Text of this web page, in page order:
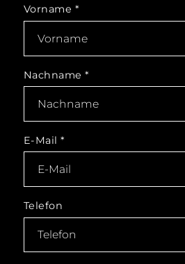
Vorname *
Nachname*
E-Mail*
Telefon